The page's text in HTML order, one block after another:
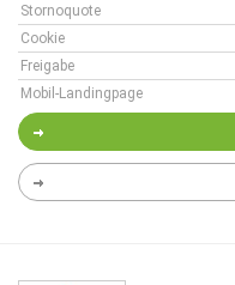
Stornoquote
Cookie
Freigabe
Mobil-Landingpage